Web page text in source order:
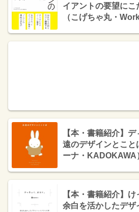
イアントの要望に
（こげちゃ丸・
【本・書籍紹介】
遠のデザインとこと
ーナ・KADOKAWA
【本・書籍紹介】け
余白を活かしたデザ